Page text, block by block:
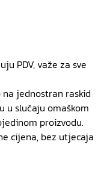
PDV, važe za sve
na jednostran raskid
u slučaju omaškom
proizvodu.
cijena, bez utjecaja